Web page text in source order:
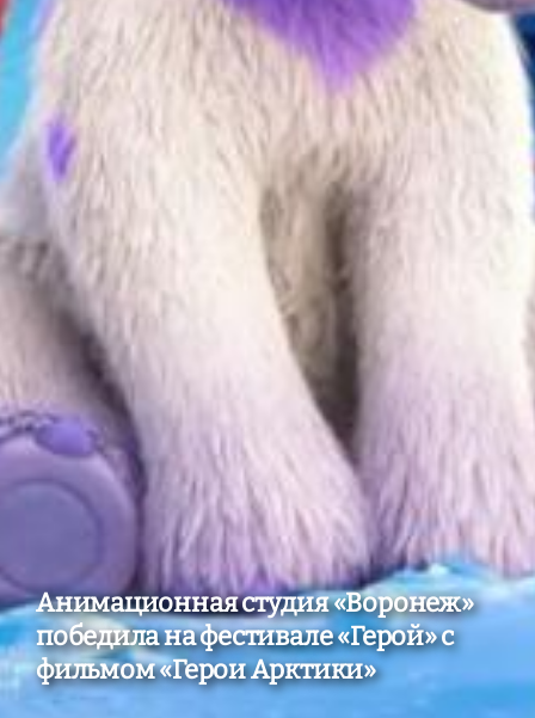
Анимационная студия «Воронеж»
победила на фестивале «Герой» с
фильмом «Герои Арктики»